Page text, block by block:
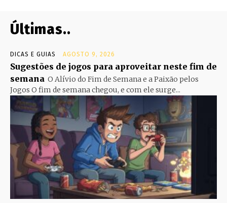
Últimas..
DICAS E GUIAS AGOSTO 9, 2026
Sugestões de jogos para aproveitar neste fim de
semana O Alívio do Fim de Semana e a Paixão pelos
Jogos O fim de semana chegou, e com ele surge...